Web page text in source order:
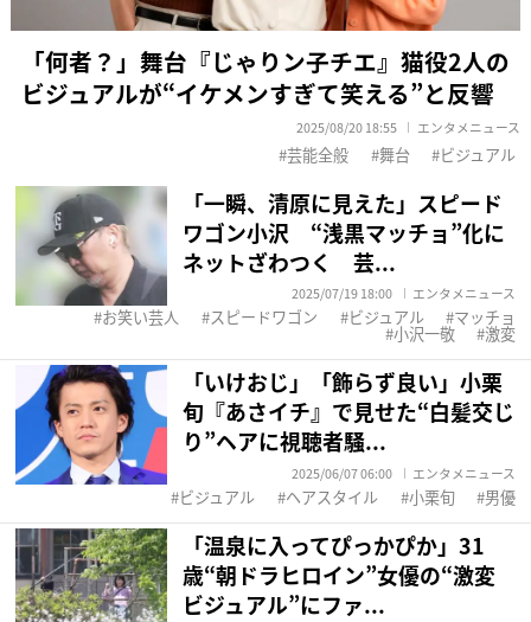
「何者？」舞台『じゃりン子チエ』猫役2人の
ビジュアルが“イケメンすぎて笑える”と反響
2025/08/20 18:55 エンタメニュース
芸能全般 舞台 ビジュアル
「一瞬、清原に見えた」スピード
ワゴン小沢 “浅黒マッチョ”化に
ネットざわつく 芸...
2025/07/19 18:00 エンタメニュース
お笑い芸人 スピードワゴン ビジュアル マッチョ
小沢一敬 激変
「いけおじ」「飾らず良い」小栗
旬『あさイチ』で見せた“白髪交じ
り”ヘアに視聴者騒...
2025/06/07 06:00 エンタメニュース
ビジュアル ヘアスタイル 小栗旬 男優
「温泉に入ってぴっかぴか」31
歳“朝ドラヒロイン”女優の“激変
ビジュアル”にファ...